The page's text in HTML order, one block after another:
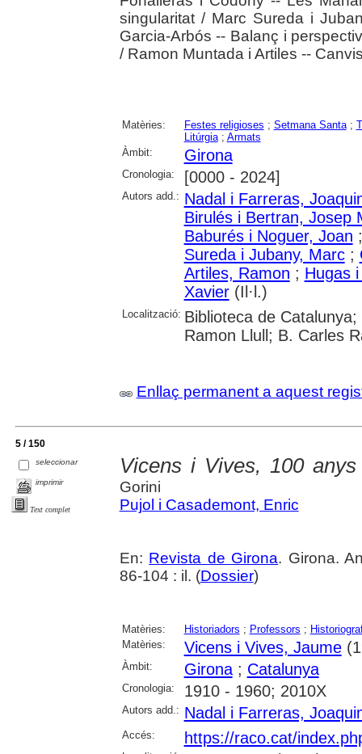
singularitat / Marc Sureda i
Garcia-Arbós -- Balanç i
/ Ramon Muntada i Artiles --
Matèries: Festes religioses ; Setmana Santa;
Litúrgia; Armats
Àmbit:
Girona
Cronologia: [0000 - 2024]
Autors add.: Nadal i Farreras,
Birulés i Bertran, Josep
Baburés i Noguer, Joan
Sureda i Jubany, Marc;
Artiles, Ramon ; Hugas
Xavier(Il·l.)
Localització: Biblioteca de
Ramon Llull; B. Carles
Enllaç permanent a aquest
5 / 150
seleccionar
imprimir
Text complet
Vicens i Vives, 100 anys
Gorini
Pujol i Casademont, Enric
En: Revista de Girona. Girona.
86-104 : il. (Dossier)
Matèries: Historiadors ; Professors ;
Matèries:
Vicens i Vives, Jaume
Àmbit: Girona; Catalunya
Cronologia: 1910 - 1960; 2010X
Autors add.: Nadal i Farreras,
Accés: https://raco.cat/